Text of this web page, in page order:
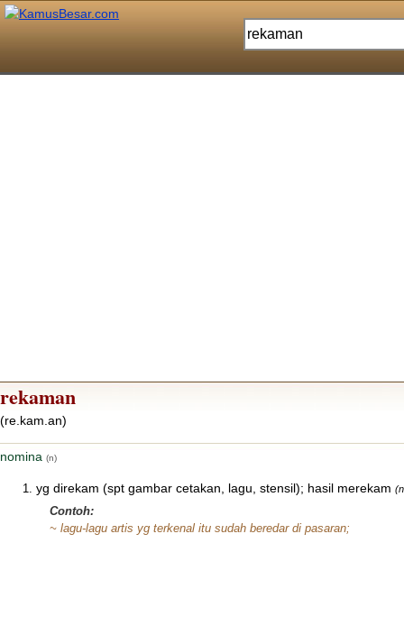
rekaman
(re.kam.an)
nomina (n)
yg direkam (spt gambar cetakan, lagu, stensil); hasil merekam
Contoh:
~ lagu-lagu artis yg terkenal itu sudah beredar di pasaran;